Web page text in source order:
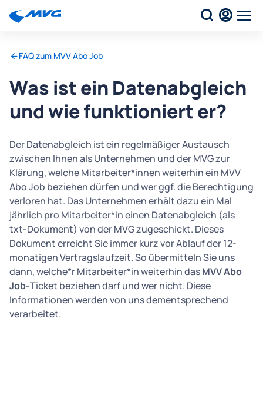
FAQ zum MVV Abo Job
Was ist ein Datenabgleich
und wie funktioniert er?
Der Datenabgleich ist ein regelmäßiger Austausch
zwischen Ihnen als Unternehmen und der MVG zur
Klärung, welche Mitarbeiter*innen weiterhin ein MVV
Abo Job beziehen dürfen und wer ggf. die Berechtigung
verloren hat. Das Unternehmen erhält dazu ein Mal
jährlich pro Mitarbeiter*in einen Datenabgleich (als
txt-Dokument) von der MVG zugeschickt. Dieses
Dokument erreicht Sie immer kurz vor Ablauf der 12-
monatigen Vertragslaufzeit. So übermitteln Sie uns
dann, welche*r Mitarbeiter*in weiterhin dasMVV Abo
Job-Ticket beziehen darf und wer nicht. Diese
Informationen werden von uns dementsprechend
verarbeitet.